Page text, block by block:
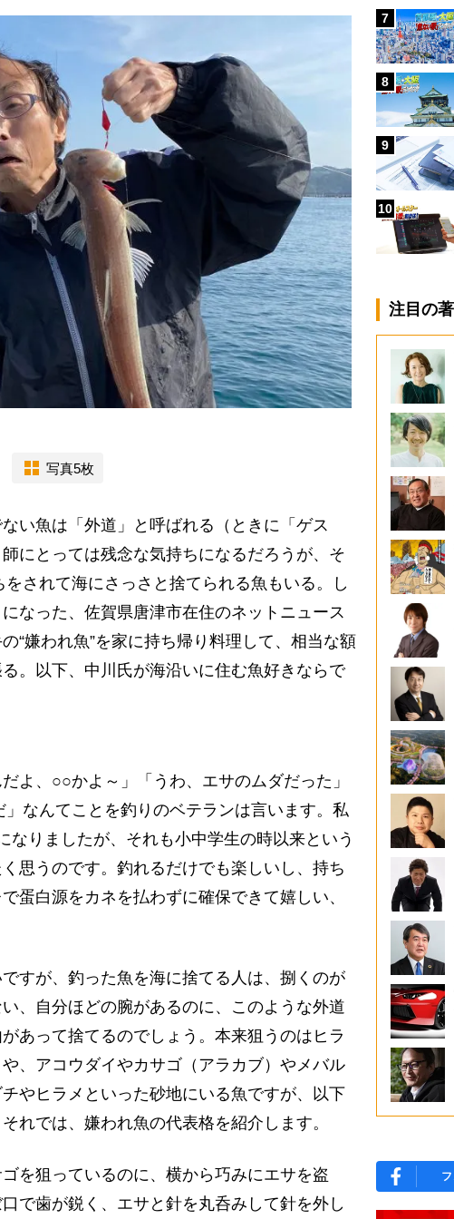
写真5枚
い魚は「外道」と呼ばれる（ときに「ゲス
にとっては残念な気持ちになるだろうが、そ
されて海にさっさと捨てられる魚もいる。し
なった、佐賀県唐津市在住のネットニュース
“嫌われ魚”を家に持ち帰り料理して、相当な額
。以下、中川氏が海沿いに住む魚好きならで
、○○かよ～」「うわ、エサのムダだった」
なんてことを釣りのベテランは言います。私
なりましたが、それも小中学生の時以来という
思うのです。釣れるだけでも楽しいし、持ち
蛋白源をカネを払わずに確保できて嬉しい、
すが、釣った魚を海に捨てる人は、捌くのが
、自分ほどの腕があるのに、このような外道
あって捨てるのでしょう。本来狙うのはヒラ
、アコウダイやカサゴ（アラカブ）やメバル
やヒラメといった砂地にいる魚ですが、以下
れでは、嫌われ魚の代表格を紹介します。
を狙っているのに、横から巧みにエサを盗
で歯が鋭く、エサと針を丸呑みして針を外し
7
8
9
10
注目の